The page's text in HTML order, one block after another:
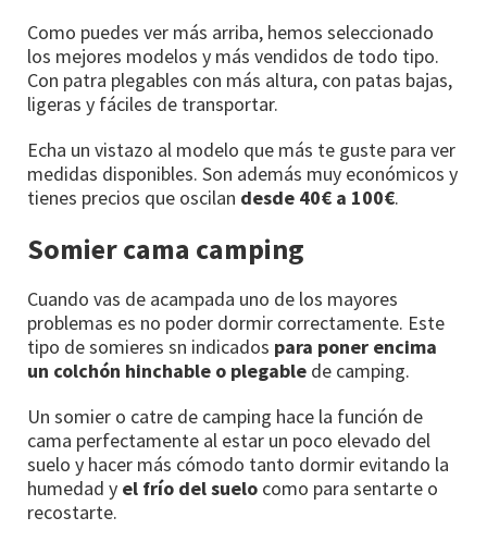
Como puedes ver más arriba, hemos seleccionado
los mejores modelos y más vendidos de todo tipo.
Con patra plegables con más altura, con patas bajas,
ligeras y fáciles de transportar.
Echa un vistazo al modelo que más te guste para ver
medidas disponibles. Son además muy económicos y
tienes precios que oscilan desde 40€ a 100€.
Somier cama camping
Cuando vas de acampada uno de los mayores
problemas es no poder dormir correctamente. Este
tipo de somieres sn indicados para poner encima
un colchón hinchable o plegable de camping.
Un somier o catre de camping hace la función de
cama perfectamente al estar un poco elevado del
suelo y hacer más cómodo tanto dormir evitando la
humedad y el frío del suelo como para sentarte o
recostarte.